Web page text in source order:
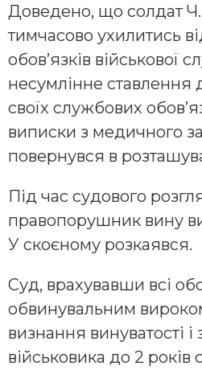
Доведено, що солдат
тимчасово ухилитись
обов’язків військової
несумлінне ставлення
своїх службових
виписки з медичного
повернувся в
Під час судового
правопорушник вину
У скоєному розкаявся.
Суд, врахувавши всі
обвинувальним
визнання винуватості і
військовика до 2 років